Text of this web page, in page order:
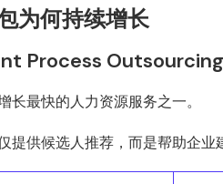
为何持续增长
Process Outsourcing
长最快的人力资源服务之一。
提供候选人推荐，而是帮助企业